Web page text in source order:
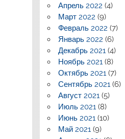
Апрель 2022 (4)
Март 2022 (9)
Февраль 2022 (7)
Январь 2022 (6)
Декабрь 2021 (4)
Ноябрь 2021 (8)
Октябрь 2021 (7)
Сентябрь 2021 (6)
Август 2021 (5)
Июль 2021 (8)
Июнь 2021 (10)
Май 2021 (9)